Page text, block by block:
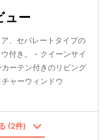
ュー
、セパレートタイプの
付き。 - クイーンサイ
ーテン付きのリビング
ャーウィンドウ
(2件)